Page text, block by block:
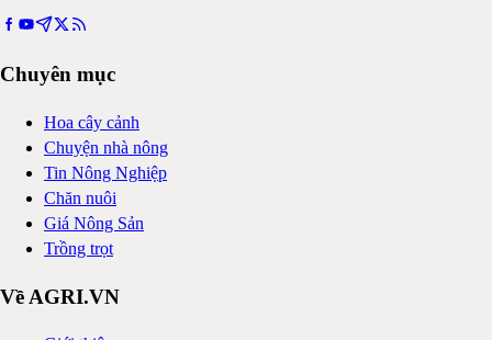
Chuyên mục
Hoa cây cảnh
Chuyện nhà nông
Tin Nông Nghiệp
Chăn nuôi
Giá Nông Sản
Trồng trọt
Về AGRI.VN